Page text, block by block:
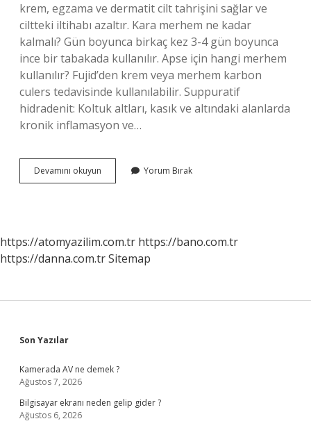
krem, egzama ve dermatit cilt tahrişini sağlar ve
ciltteki iltihabı azaltır. Kara merhem ne kadar
kalmalı? Gün boyunca birkaç kez 3-4 gün boyunca
ince bir tabakada kullanılır. Apse için hangi merhem
kullanılır? Fujid’den krem ​​veya merhem karbon
culers tedavisinde kullanılabilir. Suppuratif
hidradenit: Koltuk altları, kasık ve altındaki alanlarda
kronik inflamasyon ve…
Devamını okuyun
Merhem
Yorum Bırak
https://atomyazilim.com.tr https://bano.com.tr
https://danna.com.trSitemap
Sidebar
Son Yazılar
Kamerada AV ne demek ?
Ağustos 7, 2026
Bilgisayar ekranı neden gelip gider ?
Ağustos 6, 2026